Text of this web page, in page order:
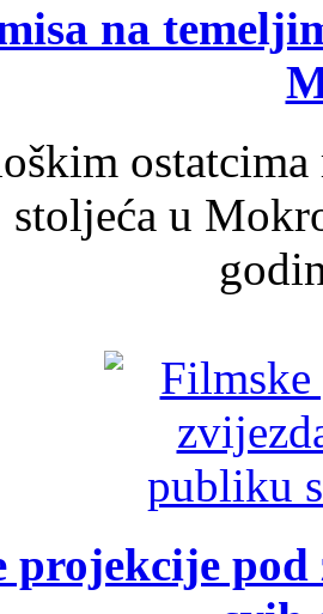
na
u
projekcije